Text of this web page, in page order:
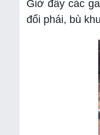
Giờ đây các
đổi phái, bù